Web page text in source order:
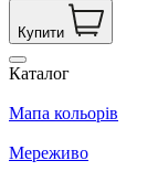
Купити
Каталог
Мапа кольорів
Мереживо